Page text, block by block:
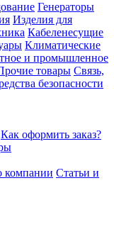
Генераторы
Изделия для
Кабеленесущие
Климатические
и промышленное
товары Связь,
безопасности
Как оформить заказ?
компании Статьи и